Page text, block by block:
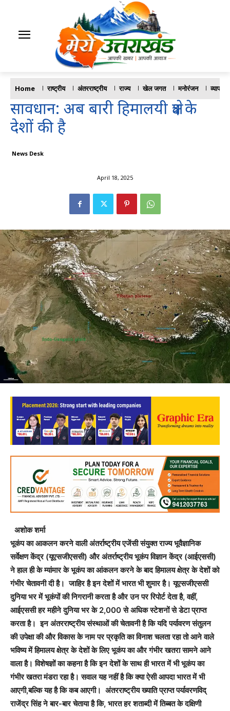
Home राष्ट्रीय अंतरराष्ट्रीय राज्य खेल जगत मनोरंजन व्यापार
सावधान: अब बारी हिमालयी क्षेत्र के
देशों की है
News Desk
April 18, 2025
अशोक शर्मा
भूकंप का आकलन करने वाली अंतर्राष्ट्रीय एजेंसी संयुक्त राज्य भूवैज्ञानिक
सर्वेक्षण केंद्र (यूएसजीएससी) और अंतर्राष्ट्रीय भूकंप विज्ञान केंद्र (आईएससी)
ने हाल ही के म्यांमार के भूकंप का आंकलन करने के बाद हिमालय क्षेत्र के देशों को
गंभीर चेतावनी दी है। जाहिर है इन देशों में भारत भी शुमार है। यूएसजीएससी
दुनिया भर में भूकंपों की निगरानी करता है और उन पर रिपोर्ट देता है, वहीं,
आईएससी हर महीने दुनिया भर के 2,000 से अधिक स्टेशनों से डेटा प्राप्त
करता है। इन अंतरराष्ट्रीय संस्थाओं की चेतावनी है कि यदि पर्यावरण संतुलन
की उपेक्षा की और विकास के नाम पर प्रकृति का विनाश चलता रहा तो आने वाले
भविष्य में हिमालय क्षेत्र के देशों के लिए भूकंप का और गंभीर खतरा सामने आने
वाला है। विशेषज्ञों का कहना है कि इन देशों के साथ ही भारत में भी भूकंप का
गंभीर खतरा मंडरा रहा है। सवाल यह नहीं है कि क्या ऐसी आपदा भारत में भी
आएगी,बल्कि यह है कि कब आएगी। अंतरराष्ट्रीय ख्याति प्राप्त पर्यावरणविद्
राजेंद्र सिंह ने बार-बार चेताया है कि, भारत हर शताब्दी में तिब्बत के दक्षिणी